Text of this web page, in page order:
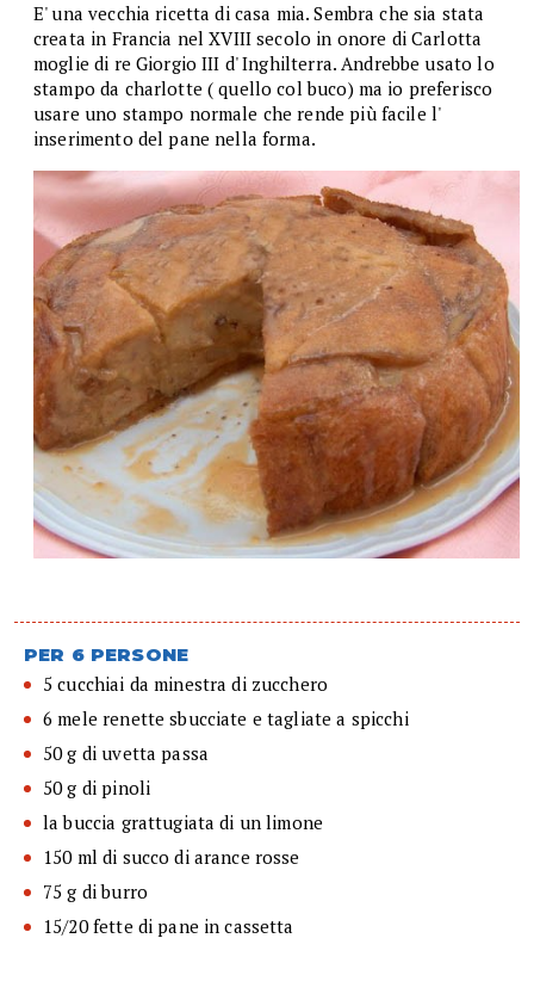
E' una vecchia ricetta di casa mia. Sembra che sia stata
creata in Francia nel XVIII secolo in onore di Carlotta
moglie di re Giorgio III d' Inghilterra. Andrebbe usato lo
stampo da charlotte ( quello col buco) ma io preferisco
usare uno stampo normale che rende più facile l'
inserimento del pane nella forma.
PER 6 PERSONE
5 cucchiai da minestra di zucchero
6 mele renette sbucciate e tagliate a spicchi
50 g di uvetta passa
50 g di pinoli
la buccia grattugiata di un limone
150 ml di succo di arance rosse
75 g di burro
15/20 fette di pane in cassetta